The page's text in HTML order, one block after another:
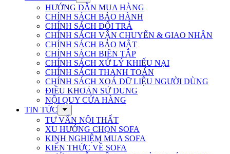
HƯỚNG DẪN MUA HÀNG
CHÍNH SÁCH BẢO HÀNH
CHÍNH SÁCH ĐỔI TRẢ
CHÍNH SÁCH VẬN CHUYỂN & GIAO NHẬN
CHÍNH SÁCH BẢO MẬT
CHÍNH SÁCH BIÊN TẬP
CHÍNH SÁCH XỬ LÝ KHIẾU NẠI
CHÍNH SÁCH THANH TOÁN
CHÍNH SÁCH XOÁ DỮ LIỆU NGƯỜI DÙNG
ĐIỀU KHOẢN SỬ DỤNG
NỘI QUY CỬA HÀNG
TIN TỨC
TƯ VẤN NỘI THẤT
XU HƯỚNG CHỌN SOFA
KINH NGHIỆM MUA SOFA
KIẾN THỨC VỀ SOFA